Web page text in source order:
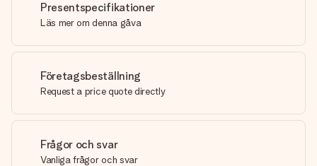
Presentspecifikationer
Läs mer om denna gåva
Företagsbeställning
Request a price quote directly
Frågor och svar
Vanliga frågor och svar